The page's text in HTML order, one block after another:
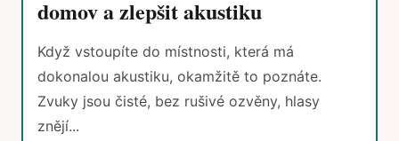
domov a zlepšit akustiku
Když vstoupíte do místnosti, která má
dokonalou akustiku, okamžitě to poznáte.
Zvuky jsou čisté, bez rušivé ozvěny, hlasy
znějí...